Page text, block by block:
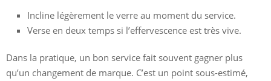
Incline légèrement le verre au moment du service.
Verse en deux temps si l’effervescence est très vive.
Dans la pratique, un bon service fait souvent gagner plus
qu’un changement de marque. C’est un point sous-estimé,